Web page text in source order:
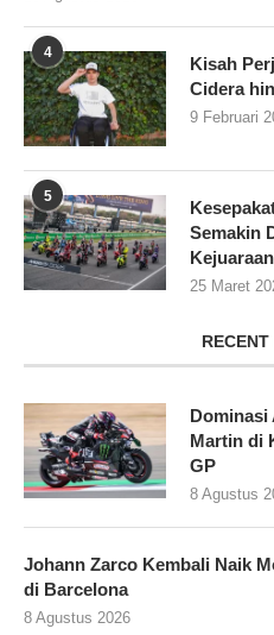
4
Kisah
Cidera
9 Februari
5
Semakin
25 Maret
Dominasi
Martin di
GP
8 Agustus
Johann Zarco Kembali Naik
di Barcelona
8 Agustus 2026